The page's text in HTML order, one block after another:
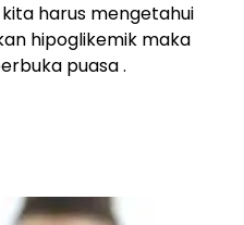
harus mengetahui
hipoglikemik maka
puasa .